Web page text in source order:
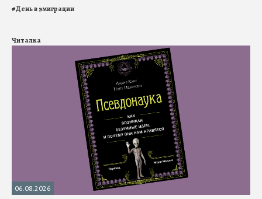
#День в эмиграции
Читалка
06.08.2026